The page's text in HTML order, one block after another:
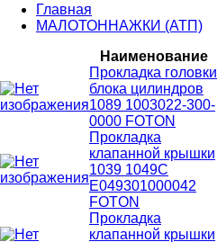
Главная
МАЛОТОННАЖКИ (АТП)
Наименование
Прокладка головки
блока цилиндров
1089 1003022-300-
0000 FOTON
Прокладка
клапанной крышки
1039 1049С
Е049301000042
FOTON
Прокладка
клапанной крышки